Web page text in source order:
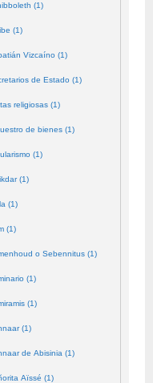
(1)
(1)
Vizcaíno (1)
de Estado (1)
religiosas (1)
de bienes (1)
(1)
(1)
(1)
(1)
o Sebennitus (1)
(1)
(1)
(1)
de Abisinia (1)
Aïssé (1)